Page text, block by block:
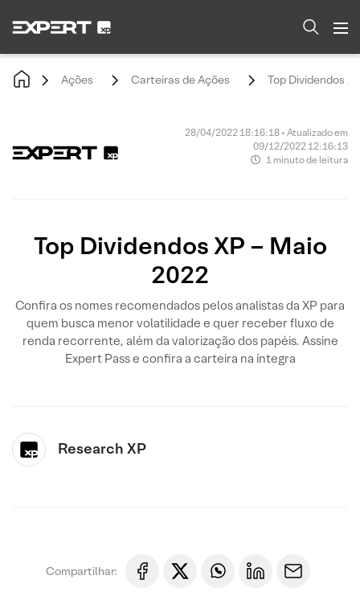
Ações Carteiras de Ações Top Dividendos
28/04/2022 18:16:18 • Atualizado em
09/12/2022 12:16:13
1 minuto de leitura
Top Dividendos XP – Maio
2022
Confira os nomes recomendados pelos analistas da XP para
quem busca menor volatilidade e quer receber fluxo de
renda recorrente, além da valorização dos papéis. Assine
Expert Pass e confira a carteira na íntegra
Research XP
Compartilhar: